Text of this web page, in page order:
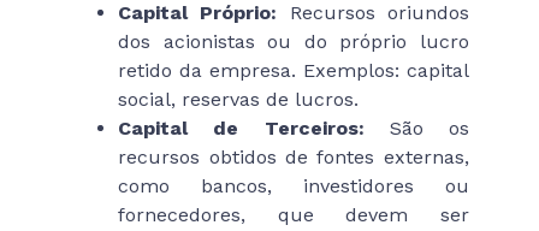
Capital Próprio: Recursos oriundos
dos acionistas ou do próprio lucro
retido da empresa. Exemplos: capital
social, reservas de lucros.
Capital de Terceiros: São os
recursos obtidos de fontes externas,
como bancos, investidores ou
fornecedores, que devem ser